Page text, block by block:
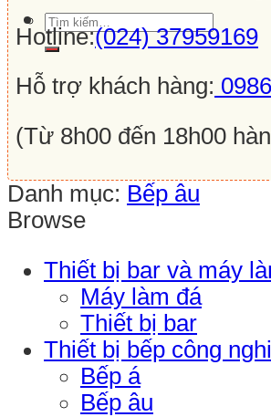
Tìm
kiếm:
Hotline:(024) 37959169
Hỗ trợ khách hàng:
(Từ 8h00 đến 18h00
Danh mục: Bếp âu
Browse
Thiết bị bar và máy
Máy làm đá
Thiết bị bar
Thiết bị bếp công
Bếp á
Bếp âu